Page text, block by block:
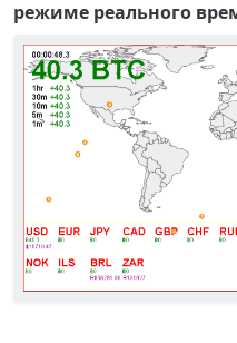
режиме реального